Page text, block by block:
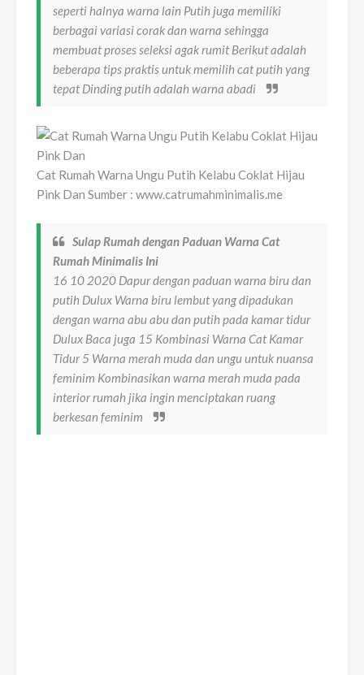
seperti halnya warna lain Putih juga memiliki
berbagai variasi corak dan warna sehingga
membuat proses seleksi agak rumit Berikut adalah
beberapa tips praktis untuk memilih cat putih yang
tepat Dinding putih adalah warna abadi
Cat Rumah Warna Ungu Putih Kelabu Coklat Hijau
Pink Dan Sumber : www.catrumahminimalis.me
Sulap Rumah dengan Paduan Warna Cat
Rumah Minimalis Ini
16 10 2020 Dapur dengan paduan warna biru dan
putih Dulux Warna biru lembut yang dipadukan
dengan warna abu abu dan putih pada kamar tidur
Dulux Baca juga 15 Kombinasi Warna Cat Kamar
Tidur 5 Warna merah muda dan ungu untuk nuansa
feminim Kombinasikan warna merah muda pada
interior rumah jika ingin menciptakan ruang
berkesan feminim